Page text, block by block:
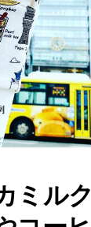
ミルク